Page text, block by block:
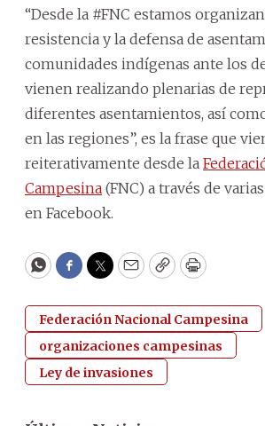
“Desde la #FNC estamos
resistencia y la defensa de
comunidades indígenas ante los
vienen realizando plenarias de
diferentes asentamientos, así
en las regiones”, es la frase que
reiterativamente desde la
Campesina (FNC) a través de
en Facebook.
WhatsApp
Facebook
Twitter
EmailCopyPrint
Federación Nacional Campesina
organizaciones campesinas
Ley de invasiones